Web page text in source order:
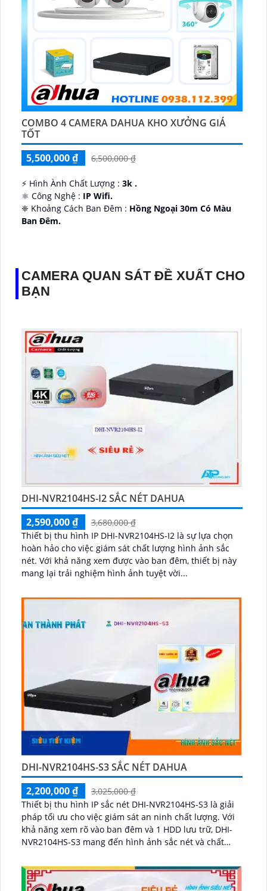
COMBO 4 CAMERA DAHUA KHO XƯỞNG GIÁ
TỐT
5,500,000 ₫
6,500,000 ₫
️⚡ Hình Ành Chất Lượng : 3k .
⚛️ Công Nghệ : IP Wifi.
❈ Khoảng Cách Ban Đêm : Hồng Ngoại 30m Có Màu
Ban Ðêm.
CAMERA QUAN SÁT ĐỀ XUẤT CHO
BẠN
DHI-NVR2104HS-I2 SẮC NÉT DAHUA
2,590,000 ₫
3,680,000 ₫
Thiết bị thu hình IP DHI-NVR2104HS-I2 là sự lựa chọn
hoàn hảo cho việc giám sát chất lượng hình ảnh sắc
nét. Với khả năng xem được vào ban đêm, thiết bị này
mang lại trải nghiệm hình ảnh tuyệt vời...
DHI-NVR2104HS-S3 SẮC NÉT DAHUA
2,200,000 ₫
3,025,000 ₫
Thiết bị thu hình IP sắc nét DHI-NVR2104HS-S3 là giải
pháp tối ưu cho việc giám sát an ninh chất lượng. Với
khả năng xem rõ vào ban đêm và 1 HDD lưu trữ, DHI-
NVR2104HS-S3 mang đến hình ảnh sắc nét và chất